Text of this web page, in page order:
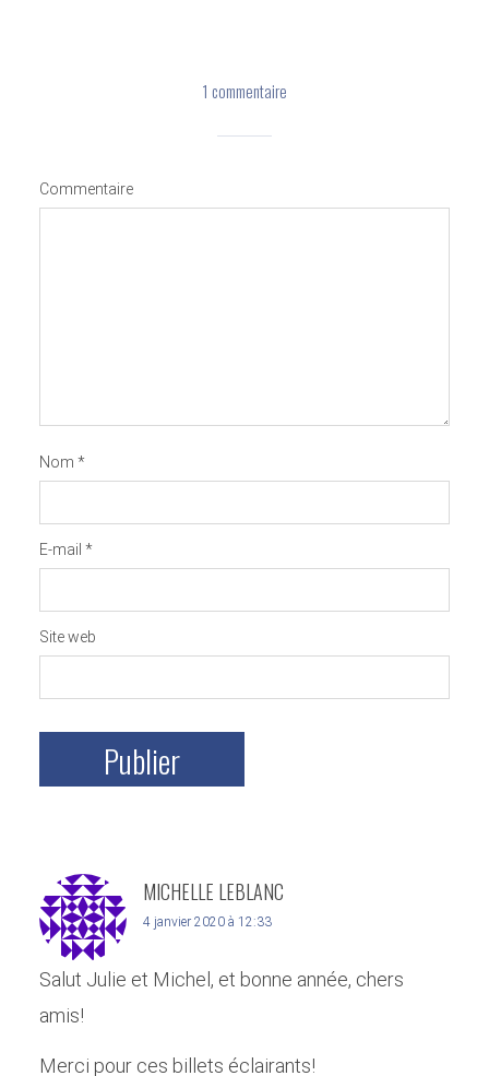
1 commentaire
Commentaire
Nom *
E-mail *
Site web
MICHELLE LEBLANC
4 janvier 2020 à 12:33
Salut Julie et Michel, et bonne année, chers
amis!
Merci pour ces billets éclairants!